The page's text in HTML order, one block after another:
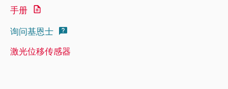
手册
询问基恩士
激光位移传感器